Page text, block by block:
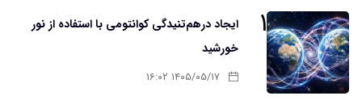
۱
ایجاد درهم‌تنیدگی کوانتومی با استفاده از نور
خورشید
۱۴۰۵/۰۵/۱۷ ۱۶:۰۲